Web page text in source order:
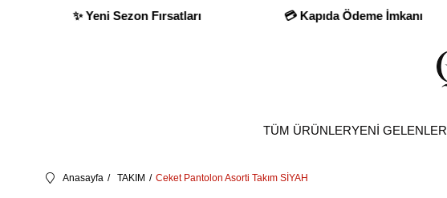
💳 Kapıda Ödeme İmkanı ✨ Yeni Sezon Fırsatları
TÜM ÜRÜNLERYENİ GELENLER
Anasayfa TAKIM Ceket Pantolon Asorti Takım SİYAH